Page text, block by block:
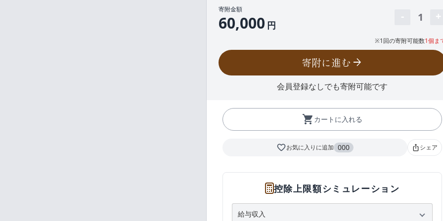
寄附金額
60,000 円
1
※1回の寄附可能数1個ま
寄附に進む arrow_forward
会員登録なしでも寄附可能です
shopping_cart カートに入れる
favorite_borderお気に入りに追加 000 ios_shareシェア
控除上限額シミュレーション